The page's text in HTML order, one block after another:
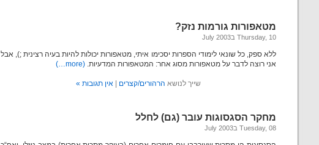
מטאפורות גורמות נזק?
Thursday, 10 בJuly 2003
ללא ספק, כל שונאי לימודי הספרות יסכימו איתי, מטאפורות יכולות להיות בעיה רצינית ;), אבל
אני רוצה לדבר על מטאפורות מסוג אחר: המטאפורות המדעיות. (more…)
שייך לנושא הרהורים/קצרים אין תגובות »
מחקר הסגסוגות עובר (גם) לחלל
Tuesday, 08 בJuly 2003